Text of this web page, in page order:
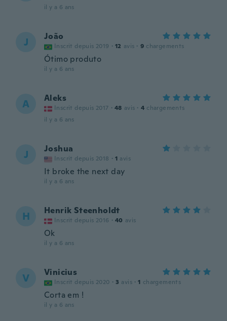
il y a 6 ans
J João
Inscrit depuis 2019 · 12 avis · 9 chargements
Ótimo produto
il y a 6 ans
A Aleks
Inscrit depuis 2017 · 48 avis · 4 chargements
il y a 6 ans
J Joshua
Inscrit depuis 2018 · 1 avis
It broke the next day
il y a 6 ans
H Henrik Steenholdt
Inscrit depuis 2016 · 40 avis
Ok
il y a 6 ans
V Vinicius
Inscrit depuis 2020 · 3 avis · 1 chargements
Corta em !
il y a 6 ans